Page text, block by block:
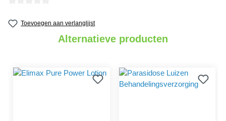
Toevoegen aan verlanglijst
Alternatieve producten